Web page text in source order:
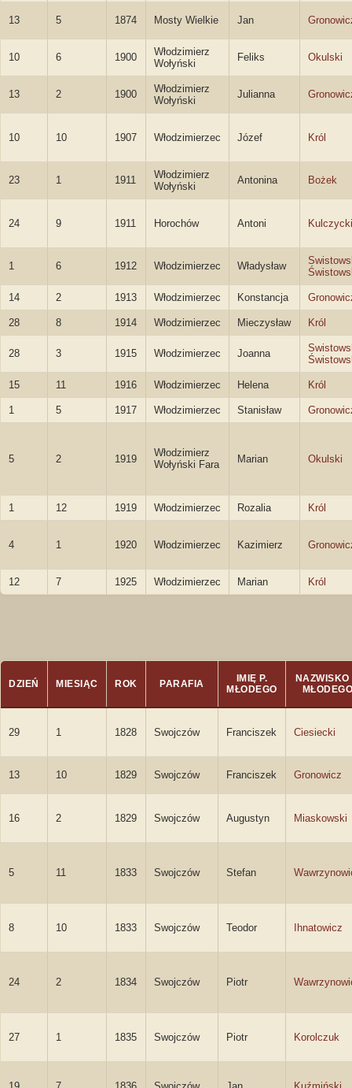
13 5 1874 Mosty Wielkie Jan
10 6 1900
Włodzimierz
Wołyński
Feliks Okulski
13 2 1900
Włodzimierz
Wołyński
Julianna
10 10 1907 Włodzimierzec Józef Król
23 1 1911
Włodzimierz
Wołyński
Antonina Bożek
24 9 1911 Horochów Antoni Kulczycki
1 6 1912 Włodzimierzec Władysław
14 2 1913 Włodzimierzec Konstancja
28 8 1914 Włodzimierzec Mieczysław Król
28 3 1915 Włodzimierzec Joanna
15 11 1916 Włodzimierzec Helena Król
1 5 1917 Włodzimierzec Stanisław
5 2 1919
Włodzimierz
Wołyński Fara
Marian Okulski
1 12 1919 Włodzimierzec Rozalia Król
4 1 1920 Włodzimierzec Kazimierz
12 7 1925 Włodzimierzec Marian Król
DZIEŃ MIESIĄC ROK PARAFIA
IMIĘ P.
MŁODEGO
NAZWISKO
29 1 1828 Swojczów Franciszek Ciesiecki
13 10 1829 Swojczów Franciszek Gronowicz
16 2 1829 Swojczów Augustyn Miaskowski
5 11 1833 Swojczów Stefan
8 10 1833 Swojczów Teodor Ihnatowicz
24 2 1834 Swojczów Piotr
27 1 1835 Swojczów Piotr Korolczuk